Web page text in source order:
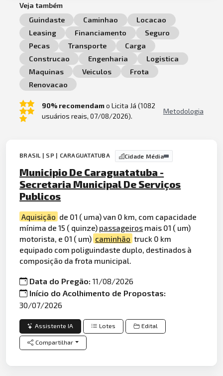
Veja também
Guindaste
Caminhao
Locacao
Leasing
Financiamento
Seguro
Pecas
Transporte
Carga
Construcao
Engenharia
Logistica
Maquinas
Veiculos
Frota
Renovacao
90% recomendamo Licita Já (1082
usuários reais, 07/08/2026).
Metodologia
BRASIL | SP | CARAGUATATUBA Cidade Média
Municipio De Caraguatatuba -
Secretaria Municipal De Serviços
Publicos
Aquisição de 01 ( uma) van 0 km, com capacidade
mínima de 15 ( quinze) passageiros mais 01 ( um)
motorista, e 01 ( um) caminhão truck 0 km
equipado com poliguindaste duplo, destinados à
composição da frota municipal.
Data do Pregão:11/08/2026
Início do Acolhimento de Propostas:
30/07/2026
Assistente IA Lotes Edital
Compartilhar